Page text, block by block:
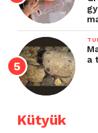
a
Kütyük